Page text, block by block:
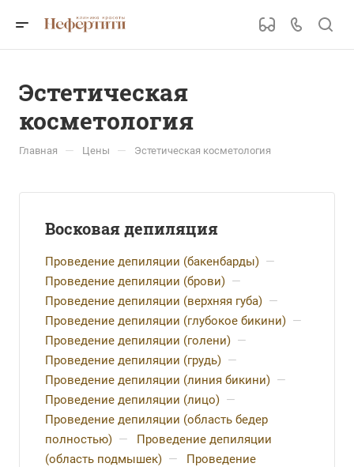
Эстетическая
косметология
Главная — Цены — Эстетическая косметология
Восковая депиляция
Проведение депиляции (бакенбарды) —
Проведение депиляции (брови) —
Проведение депиляции (верхняя губа) —
Проведение депиляции (глубокое бикини) —
Проведение депиляции (голени) —
Проведение депиляции (грудь) —
Проведение депиляции (линия бикини) —
Проведение депиляции (лицо) —
Проведение депиляции (область бедер
полностью) —
Проведение депиляции
(область подмышек) —
Проведение